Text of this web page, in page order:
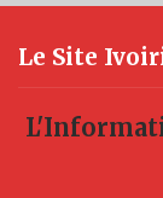
Le Site